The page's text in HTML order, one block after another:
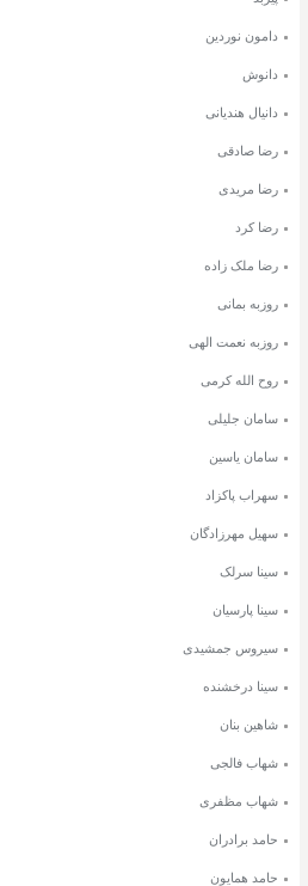
دامون نوردین
دانوش
دانیال هندیانی
رضا صادقی
رضا مریدی
رضا کرد
رضا ملک زاده
روزبه بمانی
روزبه نعمت الهی
روح الله کرمی
سامان جلیلی
سامان یاسین
سهراب پاکزاد
سهیل مهرزادگان
سینا سرلک
سینا پارسیان
سیروس جمشیدی
سینا درخشنده
شاهین بنان
شهاب فالجی
شهاب مظفری
حامد برادران
حامد همایون